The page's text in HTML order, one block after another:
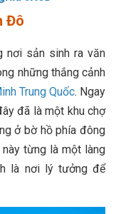
Đô
nơi sản sinh ra văn
những thắng cảnh
Trung Quốc. Ngay
đã là một khu chợ
ở bờ hồ phía đông
từng là một làng
là nơi lý tưởng để